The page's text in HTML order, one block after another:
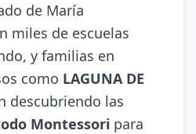
de María
miles de escuelas
y familias en
como LAGUNA DE
descubriendo las
Montessori para